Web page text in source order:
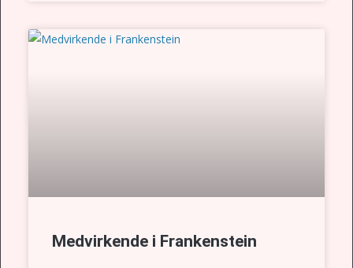
Medvirkende i Frankenstein